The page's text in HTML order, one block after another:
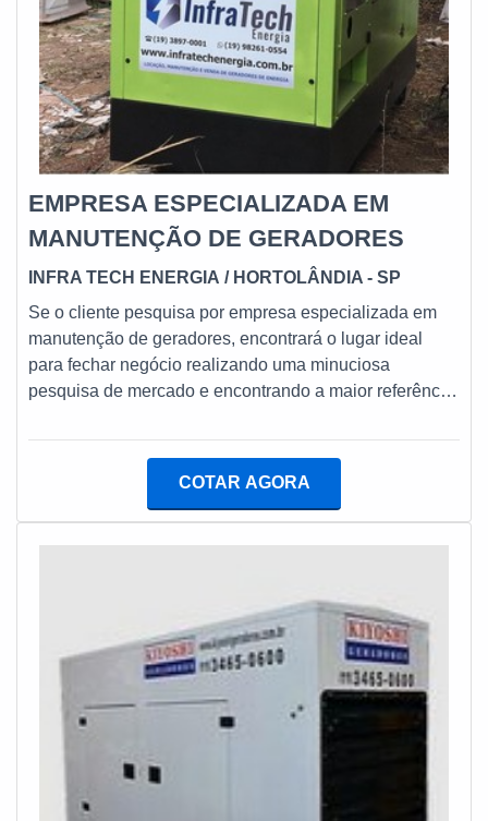
EMPRESA ESPECIALIZADA EM
MANUTENÇÃO DE GERADORES
INFRA TECH ENERGIA / HORTOLÂNDIA - SP
Se o cliente pesquisa por empresa especializada em
manutenção de geradores, encontrará o lugar ideal
para fechar negócio realizando uma minuciosa
pesquisa de mercado e encontrando a maior referência
EMPRESA ESPECIALIZADA EM MANUTENÇÃO DE
especializada, chega até a Infra Tech Energia. A
empresa trabalha com manutenção e reforma de
em tecnologia ao cliente.Ainda focando na qualidade
em empresa especializada em manutenção de
geradores, é importante buscar uma empresa que tenha
produtos e serviços com ótima qualidade e excelente
custo-benefício, pequenos detalhes, mas de grande
valia para saber a procedência e seriedade da
empresa.É importante lembrar que o serviço deve ser
prestado por empresas especializadas. Esse tipo de
cuidado ajuda a garantir a qualidade e assertividade do
COTAR AGORA